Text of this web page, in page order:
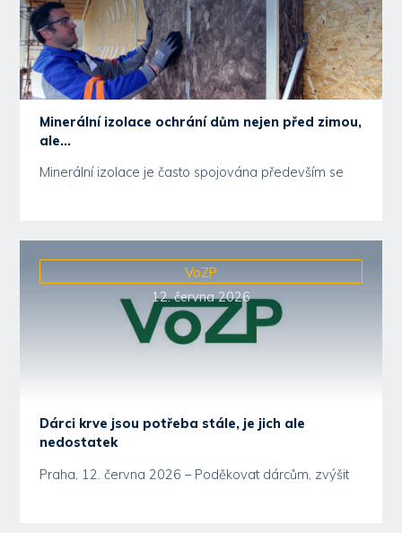
Minerální izolace ochrání dům nejen před zimou,
ale...
Minerální izolace je často spojována především se
zimním obdobím a ochranou proti únikům tepla. V...
VoZP
12. června 2026
Dárci krve jsou potřeba stále, je jich ale
nedostatek
Praha, 12. června 2026 – Poděkovat dárcům, zvýšit